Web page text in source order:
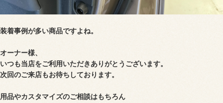
装着事例が多い商品ですよね。
オーナー様、
いつも当店をご利用いただきありがとうございます。
次回のご来店もお待ちしております。
用品やカスタマイズのご相談はもちろん